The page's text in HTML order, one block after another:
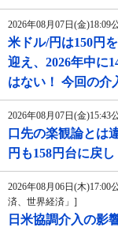
2026年08月07日(金
米ドル/円は150円
迎え、2026年中に
はない！ 今回の
2026年08月07日(金
口先の楽観論とは
円も158円台に戻
2026年08月06日(木
済、世界経済」]
日米協調介入の影